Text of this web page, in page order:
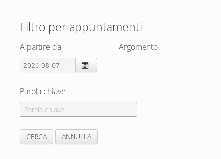
Filtro per appuntamenti
A partire da Argomento
Parola chiave